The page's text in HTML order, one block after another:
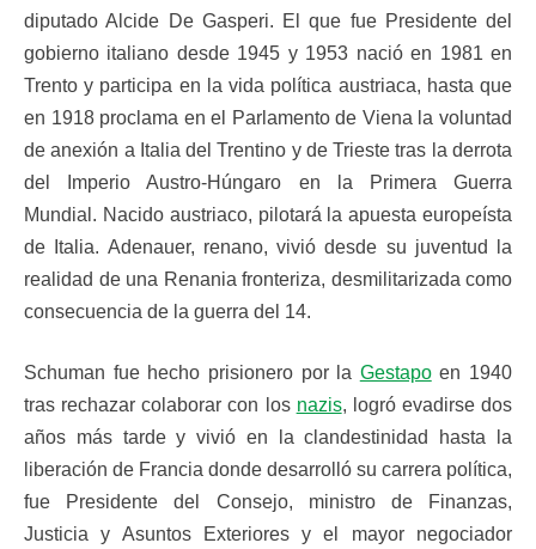
diputado Alcide De Gasperi. El que fue Presidente del
gobierno italiano desde 1945 y 1953 nació en 1981 en
Trento y participa en la vida política austriaca, hasta que
en 1918 proclama en el Parlamento de Viena la voluntad
de anexión a Italia del Trentino y de Trieste tras la derrota
del Imperio Austro-Húngaro en la Primera Guerra
Mundial. Nacido austriaco, pilotará la apuesta europeísta
de Italia. Adenauer, renano, vivió desde su juventud la
realidad de una Renania fronteriza, desmilitarizada como
consecuencia de la guerra del 14.
Schuman fue hecho prisionero por la Gestapoen 1940
tras rechazar colaborar con los nazis, logró evadirse dos
años más tarde y vivió en la clandestinidad hasta la
liberación de Francia donde desarrolló su carrera política,
fue Presidente del Consejo, ministro de Finanzas,
Justicia y Asuntos Exteriores y el mayor negociador